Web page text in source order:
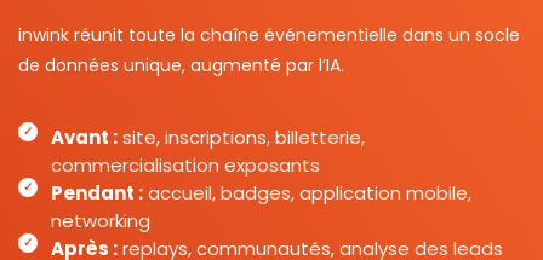
inwink réunit toute la chaîne événementielle dans un socle
de données unique, augmenté par l’IA.
Avant :site, inscriptions, billetterie,
commercialisation exposants
Pendant :accueil, badges, application mobile,
networking
Après :replays, communautés, analyse des leads